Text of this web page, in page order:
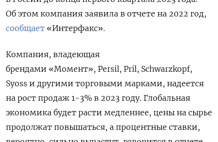
Об этом компания заявила в отчете на 2022 год,
сообщает «Интерфакс».
Компания, владеющая
брендами «Момент», Persil, Pril, Schwarzkopf,
Syoss и другими торговыми марками, надеется
на рост продаж 1-3% в 2023 году. Глобальная
экономика будет расти медленнее, цены на сырье
продолжат повышаться, а процентные ставки,